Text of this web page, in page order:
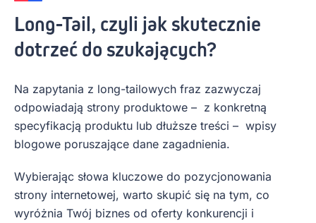
Long-Tail, czyli jak skutecznie
dotrzeć do szukających?
Na zapytania z long-tailowych fraz zazwyczaj
odpowiadają strony produktowe – z konkretną
specyfikacją produktu lub dłuższe treści – wpisy
blogowe poruszające dane zagadnienia.
Wybierając słowa kluczowe do pozycjonowania
strony internetowej, warto skupić się na tym, co
wyróżnia Twój biznes od oferty konkurencji i